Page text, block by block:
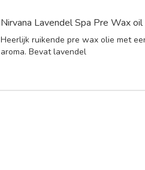
Nirvana Lavendel Spa Pre Wax oil
Heerlijk ruikende pre wax olie met
aroma. Bevat lavendel